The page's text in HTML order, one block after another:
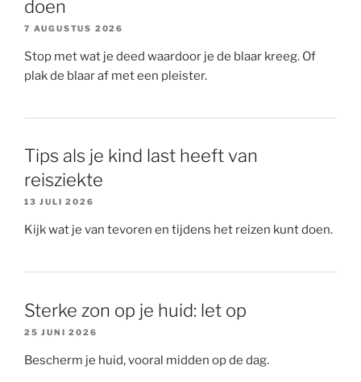
doen
7 AUGUSTUS 2026
Stop met wat je deed waardoor je de blaar kreeg. Of
plak de blaar af met een pleister.
Tips als je kind last heeft van
reisziekte
13 JULI 2026
Kijk wat je van tevoren en tijdens het reizen kunt doen.
Sterke zon op je huid: let op
25 JUNI 2026
Bescherm je huid, vooral midden op de dag.